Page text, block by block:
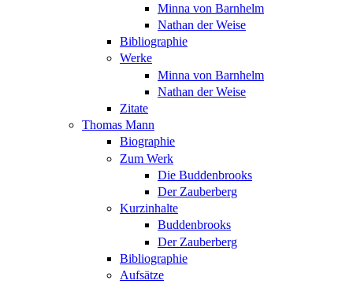
Minna von Barnhelm
Nathan der Weise
Bibliographie
Werke
Minna von Barnhelm
Nathan der Weise
Zitate
Thomas Mann
Biographie
Zum Werk
Die Buddenbrooks
Der Zauberberg
Kurzinhalte
Buddenbrooks
Der Zauberberg
Bibliographie
Aufsätze